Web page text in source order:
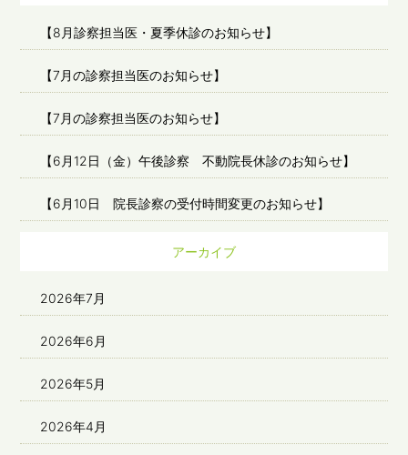
【8月診察担当医・夏季休診のお知らせ】
【7月の診察担当医のお知らせ】
【7月の診察担当医のお知らせ】
【6月12日（金）午後診察 不動院長休診のお知らせ】
【6月10日 院長診察の受付時間変更のお知らせ】
アーカイブ
2026年7月
2026年6月
2026年5月
2026年4月